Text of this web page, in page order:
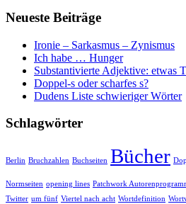
Neueste Beiträge
Ironie – Sarkasmus – Zynismus
Ich habe … Hunger
Substantivierte Adjektive: etwas
Doppel-s oder scharfes s?
Dudens Liste schwieriger Wörter
Schlagwörter
Berlin Bruchzahlen Buchseiten Bücher
Normseiten opening lines Patchwork
Twitter um fünf Viertel nach acht Wortdefinition